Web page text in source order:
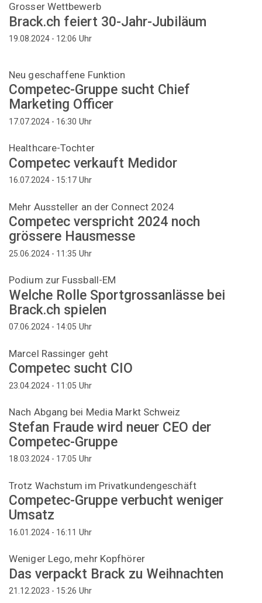
Grosser Wettbewerb
Brack.ch feiert 30-Jahr-Jubiläum
19.08.2024 - 12:06 Uhr
Neu geschaffene Funktion
Competec-Gruppe sucht Chief
Marketing Officer
17.07.2024 - 16:30 Uhr
Healthcare-Tochter
Competec verkauft Medidor
16.07.2024 - 15:17 Uhr
Mehr Aussteller an der Connect 2024
Competec verspricht 2024 noch
grössere Hausmesse
25.06.2024 - 11:35 Uhr
Podium zur Fussball-EM
Welche Rolle Sportgrossanlässe bei
Brack.ch spielen
07.06.2024 - 14:05 Uhr
Marcel Rassinger geht
Competec sucht CIO
23.04.2024 - 11:05 Uhr
Nach Abgang bei Media Markt Schweiz
Stefan Fraude wird neuer CEO der
Competec-Gruppe
18.03.2024 - 17:05 Uhr
Trotz Wachstum im Privatkundengeschäft
Competec-Gruppe verbucht weniger
Umsatz
16.01.2024 - 16:11 Uhr
Weniger Lego, mehr Kopfhörer
Das verpackt Brack zu Weihnachten
21.12.2023 - 15:26 Uhr